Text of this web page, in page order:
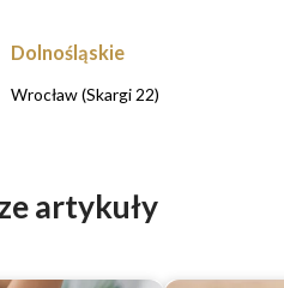
Dolnośląskie
Wrocław (Skargi 22)
artykuły